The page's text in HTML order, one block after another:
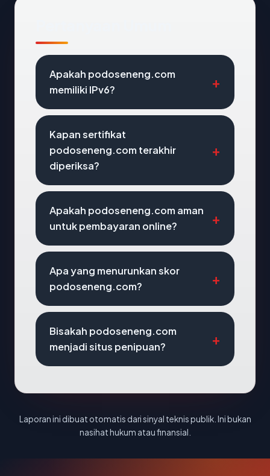
Apakah podoseneng.com
memiliki IPv6?
Kapan sertifikat
podoseneng.com terakhir
diperiksa?
Apakah podoseneng.com aman
untuk pembayaran online?
Apa yang menurunkan skor
podoseneng.com?
Bisakah podoseneng.com
menjadi situs penipuan?
Laporan ini dibuat otomatis dari sinyal teknis publik. Ini bukan
nasihat hukum atau finansial.